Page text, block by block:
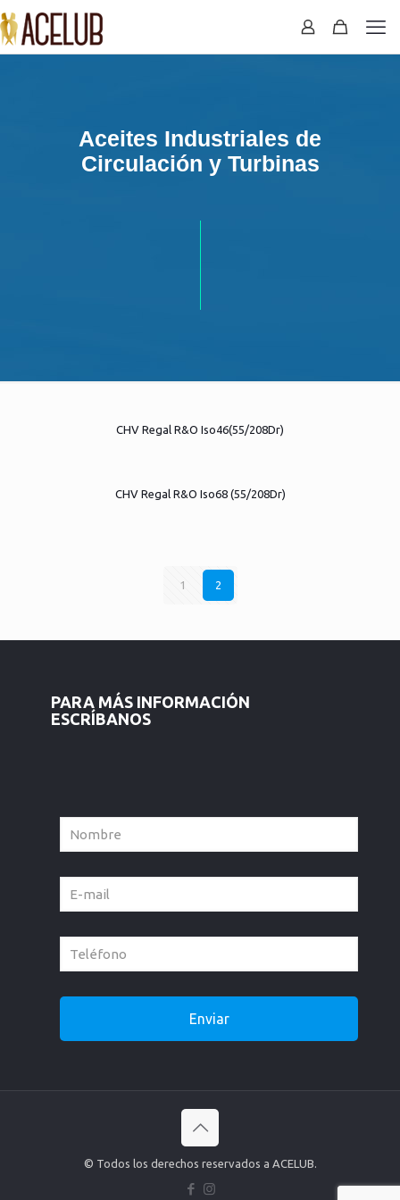
Aceites Industriales de
Circulación y Turbinas
CHV Regal R&O Iso46(55/208Dr)
CHV Regal R&O Iso68 (55/208Dr)
1 2
PARA MÁS INFORMACIÓN
ESCRÍBANOS
© Todos los derechos reservados a ACELUB.